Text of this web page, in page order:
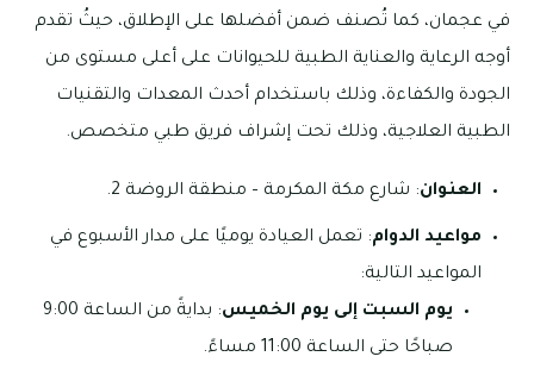
في عجمان، كما تُصنف ضمن أفضلها على الإطلاق، حيثُ تقدم
أوجه الرعاية والعناية الطبية للحيوانات على أعلى مستوى من
الجودة والكفاءة، وذلك باستخدام أحدث المعدات والتقنيات
الطبية العلاجية، وذلك تحت إشراف فريق طبي متخصص.
العنوان: شارع مكة المكرمة – منطقة الروضة 2.
مواعيد الدوام: تعمل العيادة يوميًا على مدار الأسبوع في
المواعيد التالية:
يوم السبت إلى يوم الخميس
: بدايةً من الساعة 9:00
صباحًا حتى الساعة 11:00 مساءً.